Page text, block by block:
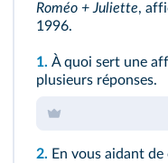
Roméo + Juliette,
1996.
1. À quoi sert une
plusieurs réponses.
2. En vous aidant